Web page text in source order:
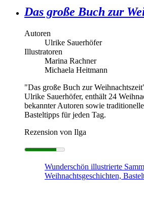
Das große Buch zur
Autoren
Ulrike Sauerhöfer
Illustratoren
Marina Rachner
Michaela Heitmann
"Das große Buch zur
Ulrike Sauerhöfer, enthält 24
bekannter Autoren sowie
Basteltipps für jeden Tag.
Rezension von Ilga
Wunderschön illustrierte
Weihnachtsgeschichten,